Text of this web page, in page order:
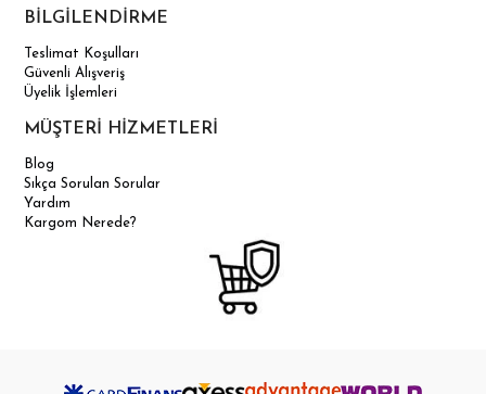
BİLGİLENDİRME
Teslimat Koşulları
Güvenli Alışveriş
Üyelik İşlemleri
MÜŞTERİ HİZMETLERİ
Blog
Sıkça Sorulan Sorular
Yardım
Kargom Nerede?